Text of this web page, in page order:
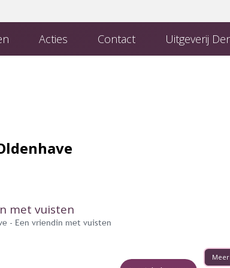
Acties Contact Uitgeverij
met vuisten
- Een vriendin met vuisten
Meer